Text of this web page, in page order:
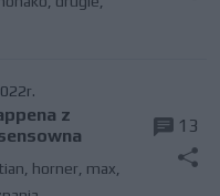
z
horner max
13